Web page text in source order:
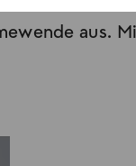
aus.